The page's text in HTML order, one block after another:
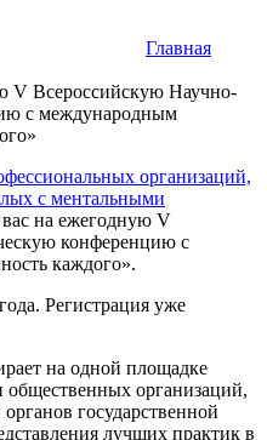
Главная
V Всероссийскую Научно-
с международным
организаций,
с ментальными
вас на ежегодную V
конференцию с
каждого».
Регистрация уже
на одной площадке
общественных организаций,
государственной
лучших практик в